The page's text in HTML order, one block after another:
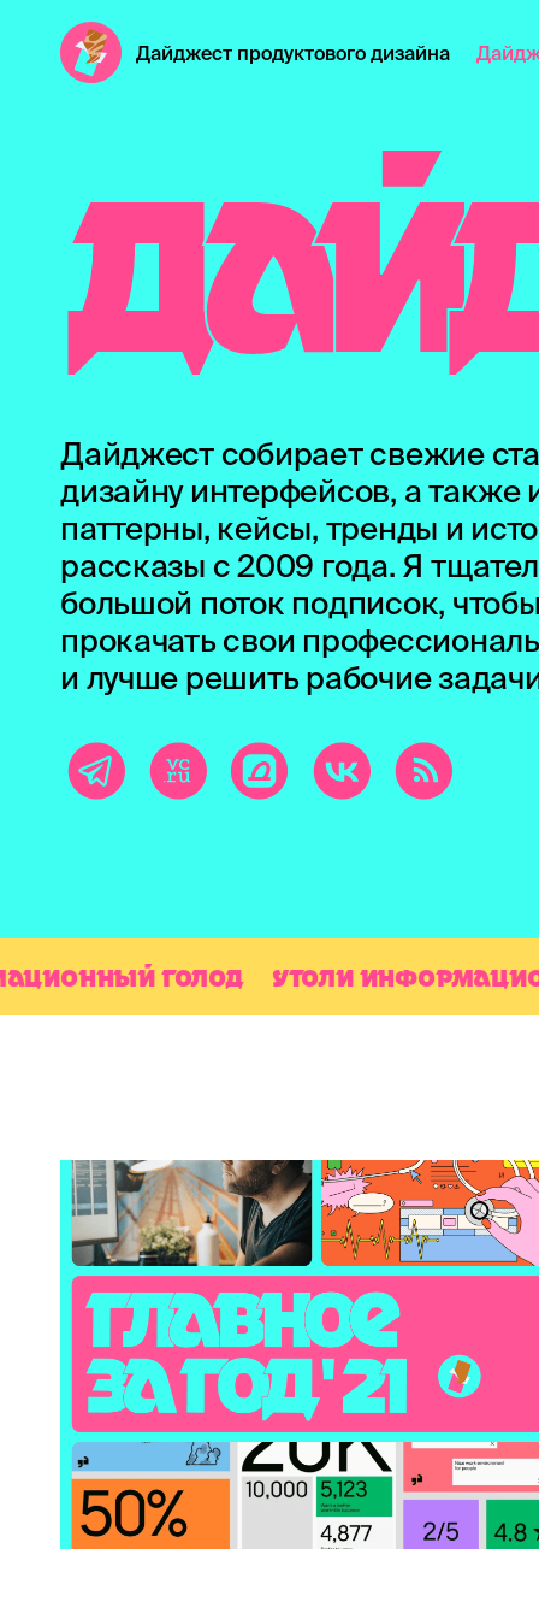
Дайджест продуктового дизайна
ДАЙ
Дайджест собирает свежие
дизайну интерфейсов, а также
паттерны, кейсы, тренды и
рассказы с 2009 года. Я
большой поток подписок,
прокачать свои
и лучше решить рабочие
ГОЛОД УТОЛИ